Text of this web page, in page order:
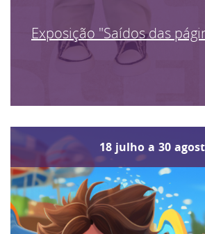
Exposição "Saídos das
18 julho a 30